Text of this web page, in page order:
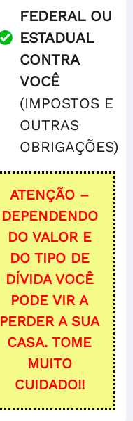
FEDERAL OU
ESTADUAL
CONTRA
VOCÊ
(IMPOSTOS E
OUTRAS
OBRIGAÇÕES)
ATENÇÃO –
DEPENDENDO
DO VALOR E
DO TIPO DE
DÍVIDA VOCÊ
PODE VIR A
PERDER A SUA
CASA. TOME
MUITO
CUIDADO!!